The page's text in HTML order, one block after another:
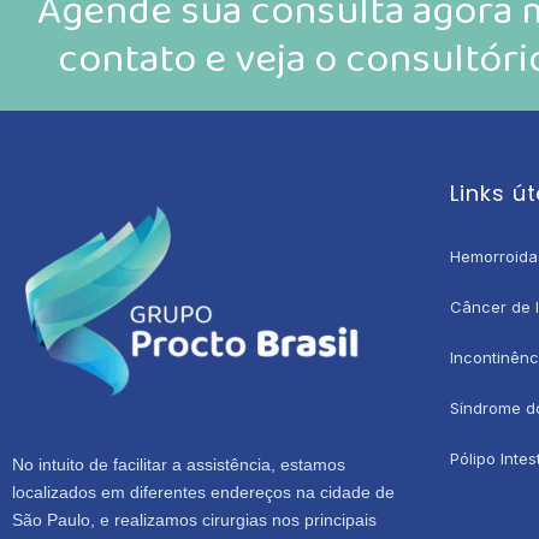
contato e veja o
No intuito de facilitar a assistência, estamos
localizados em diferentes endereços na cidade de
São Paulo, e realizamos cirurgias nos principais
Links
Câncer de
Síndrome
Pólipo